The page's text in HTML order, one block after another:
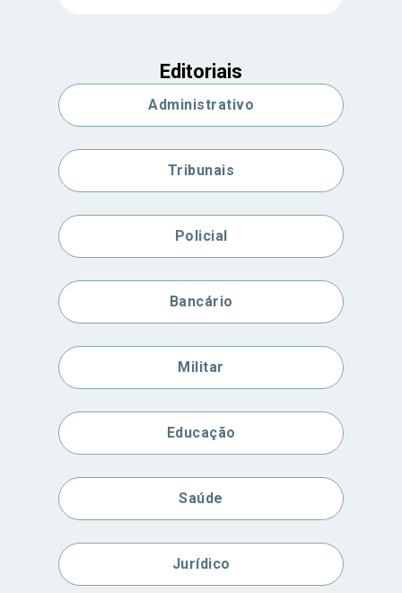
Editoriais
Administrativo
Tribunais
Policial
Bancário
Militar
Educação
Saúde
Jurídico